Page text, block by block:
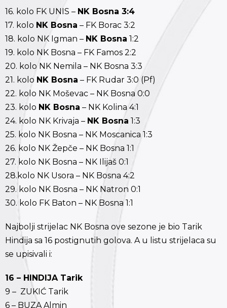
16. kolo FK UNIS – NK Bosna 3:4
17. kolo NK Bosna – FK Borac 3:2
18. kolo NK Igman – NK Bosna 1:2
19. kolo NK Bosna – FK Famos 2:2
20. kolo NK Nemila – NK Bosna 3:3
21. kolo NK Bosna – FK Rudar 3:0 (Pf)
22. kolo NK Moševac – NK Bosna 0:0
23. kolo NK Bosna – NK Kolina 4:1
24. kolo NK Krivaja – NK Bosna 1:3
25. kolo NK Bosna – NK Moscanica 1:3
26. kolo NK Žepče – NK Bosna 1:1
27. kolo NK Bosna – NK Ilijaš 0:1
28.kolo NK Usora – NK Bosna 4:2
29. kolo NK Bosna – NK Natron 0:1
30. kolo FK Baton – NK Bosna 1:1
Najbolji strijelac NK Bosna ove sezone je bio Tarik
Hindija sa 16 postignutih golova. A u listu strijelaca su
se upisivali i:
16 – HINDIJA Tarik
9 – ZUKIĆ Tarik
6 – BUZA Almin